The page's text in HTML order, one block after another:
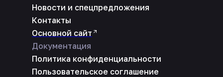
Новости и спецпредложения
Контакты
Основной сайт
Документация
Политика конфиденциальности
Пользовательское соглашение